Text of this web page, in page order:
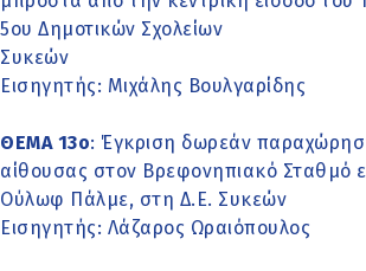
5ου Δημοτικών Σχολείων
Συκεών
Εισηγητής: Μιχάλης Βουλγαρίδης
ΘΕΜΑ 13o: Έγκριση δωρεάν
αίθουσας στον Βρεφονηπιακό Σταθμό
Ούλωφ Πάλμε, στη Δ.Ε. Συκεών
Εισηγητής: Λάζαρος Ωραιόπουλος